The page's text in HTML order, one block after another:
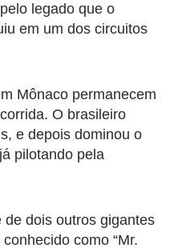
legado que o
em um dos circuitos
Mônaco permanecem
O brasileiro
e depois dominou o
pilotando pela
dois outros gigantes
como “Mr.